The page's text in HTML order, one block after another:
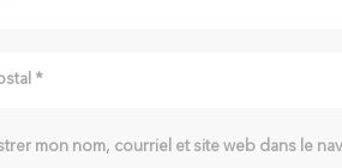
mon nom, courriel et site web dans le